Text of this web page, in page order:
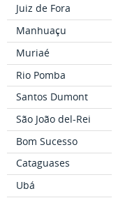
Juiz de Fora
Manhuaçu
Muriaé
Rio Pomba
Santos Dumont
São João del-Rei
Bom Sucesso
Cataguases
Ubá